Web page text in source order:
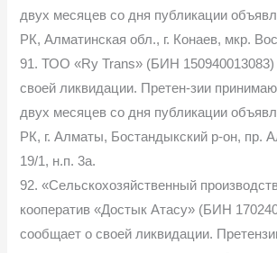
двух месяцев со дня публикации
РК, Алматинская обл., г. Конаев, мкр.
91. ТОО «Ry Trans» (БИН
своей ликвидации. Претен-зии
двух месяцев со дня публикации
РК, г. Алматы, Бостандыкский р-он, пр.
19/1, н.п. 3а.
92. «Сельскохозяйственный
кооператив «Достык Атасу» (БИН
сообщает о своей ликвидации.